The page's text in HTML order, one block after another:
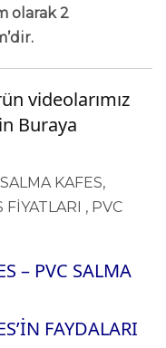
olarak 2
videolarımız
Buraya
KAFES,
FİYATLARI , PVC
– PVC SALMA
FAYDALARI